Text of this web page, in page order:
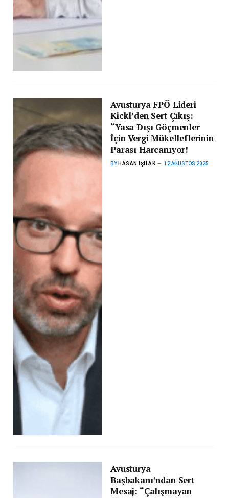
Avusturya FPÖ Lideri
Kickl’den Sert Çıkış:
“Yasa Dışı Göçmenler
İçin Vergi Mükelleflerinin
Parası Harcanıyor!
BY HASAN IŞILAK 12 AĞUSTOS 2025
Avusturya
Başbakanı’ndan Sert
Mesaj: “Çalışmayan